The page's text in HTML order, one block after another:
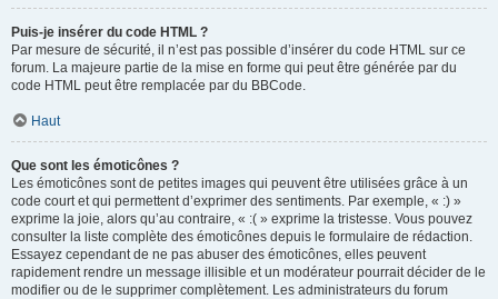
Puis-je insérer du code HTML ?
Par mesure de sécurité, il n’est pas possible d’insérer du code HTML sur ce
forum. La majeure partie de la mise en forme qui peut être générée par du
code HTML peut être remplacée par du BBCode.
Haut
Que sont les émoticônes ?
Les émoticônes sont de petites images qui peuvent être utilisées grâce à un
code court et qui permettent d’exprimer des sentiments. Par exemple, « :) »
exprime la joie, alors qu’au contraire, « :( » exprime la tristesse. Vous pouvez
consulter la liste complète des émoticônes depuis le formulaire de rédaction.
Essayez cependant de ne pas abuser des émoticônes, elles peuvent
rapidement rendre un message illisible et un modérateur pourrait décider de le
modifier ou de le supprimer complètement. Les administrateurs du forum